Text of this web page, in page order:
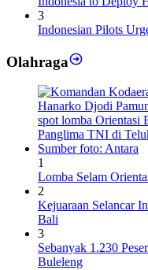
3
Indonesian Pilots
Olahraga
1
Lomba Selam
2
Kejuaraan Selancar
Bali
3
Sebanyak 1.230
Buleleng